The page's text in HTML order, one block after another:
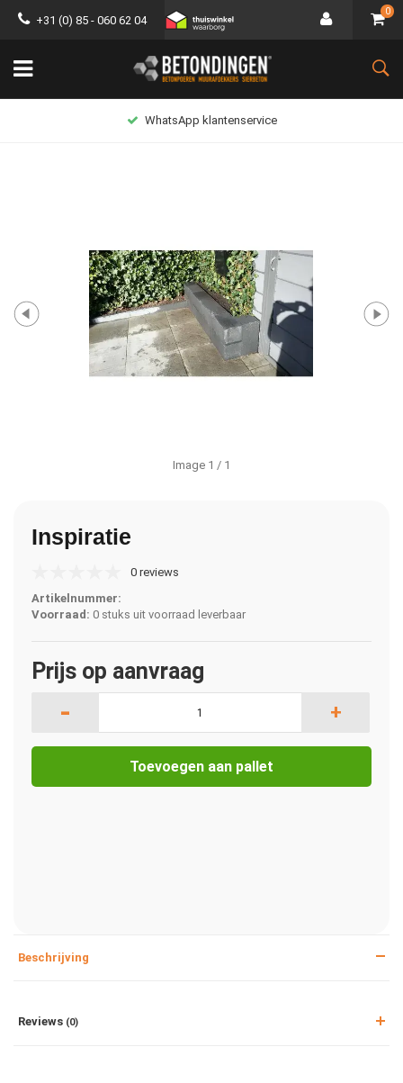
+31 (0) 85 - 060 62 04
0
WhatsApp klantenservice
Image 1 / 1
Inspiratie
0 reviews
Artikelnummer:
Voorraad: 0 stuks uit voorraad leverbaar
Prijs op aanvraag
- +
Toevoegen aan pallet
Beschrijving
Reviews (0)